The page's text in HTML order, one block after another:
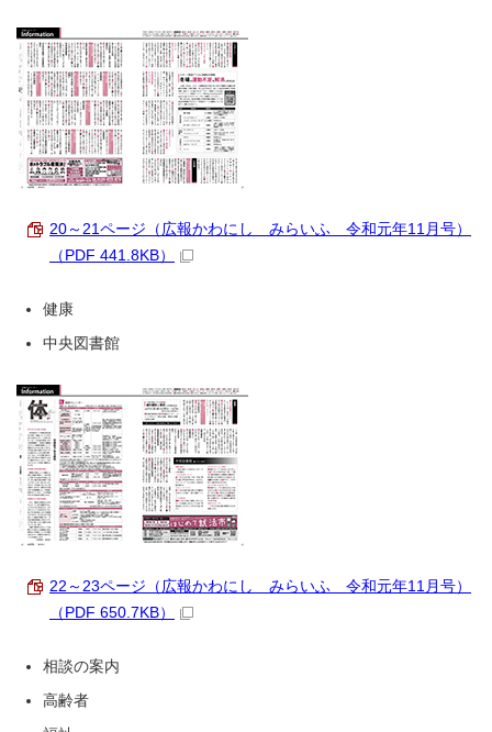
20～21ページ（広報かわにし みらいふ 令和元年11月号）
（PDF 441.8KB）
健康
中央図書館
22～23ページ（広報かわにし みらいふ 令和元年11月号）
（PDF 650.7KB）
相談の案内
高齢者